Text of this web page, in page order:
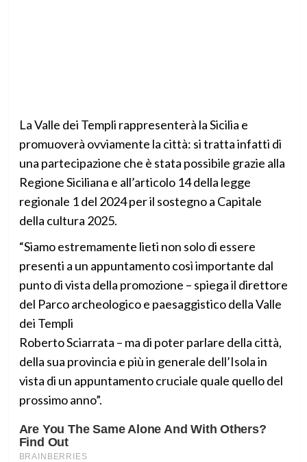
La Valle dei Templi rappresenterà la Sicilia e
promuoverà ovviamente la città: si tratta infatti di
una partecipazione che è stata possibile grazie alla
Regione Siciliana e all’articolo 14 della legge
regionale 1 del 2024 per il sostegno a Capitale
della cultura 2025.
“Siamo estremamente lieti non solo di essere
presenti a un appuntamento così importante dal
punto di vista della promozione – spiega il direttore
del Parco archeologico e paesaggistico della Valle
dei Templi
Roberto Sciarrata – ma di poter parlare della città,
della sua provincia e più in generale dell’Isola in
vista di un appuntamento cruciale quale quello del
prossimo anno”.